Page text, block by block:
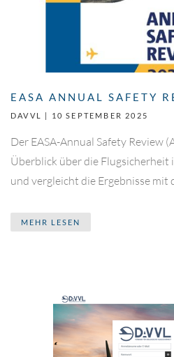
EASA ANNUAL SAFETY
DAVVL | 10 SEPTEMBER 2025
Der EASA-Annual Safety Review
Überblick über die Flugsicherheit
und vergleicht die Ergebnisse mit
MEHR LESEN